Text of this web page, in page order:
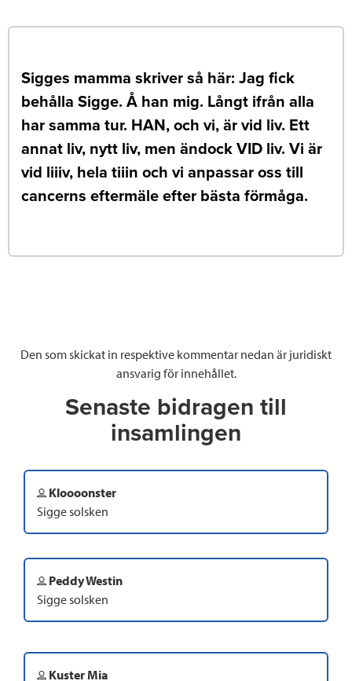
Sigges mamma skriver så här: Jag fick
behålla Sigge. Å han mig. Långt ifrån alla
har samma tur. HAN, och vi, är vid liv. Ett
annat liv, nytt liv, men ändock VID liv. Vi är
vid liiiv, hela tiiin och vi anpassar oss till
cancerns eftermäle efter bästa förmåga.
Den som skickat in respektive kommentar nedan är juridiskt
ansvarig för innehållet.
Senaste bidragen till
insamlingen
Kloooonster
Sigge solsken
Peddy Westin
Sigge solsken
Kuster Mia